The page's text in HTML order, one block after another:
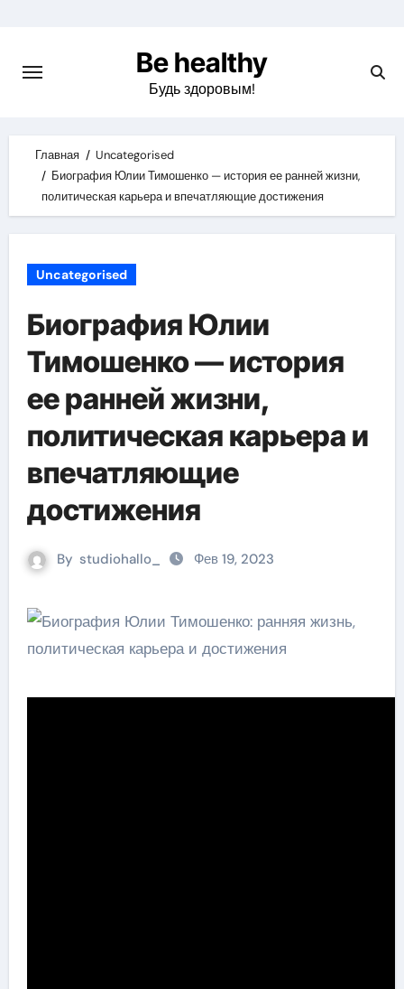
content
Be healthy
Будь здоровым!
Главная
Uncategorised
Биография Юлии Тимошенко — история ее ранней жизни,
политическая карьера и впечатляющие достижения
Uncategorised
Биография Юлии
Тимошенко — история
ее ранней жизни,
политическая карьера и
впечатляющие
достижения
By studiohallo_ Фев 19, 2023